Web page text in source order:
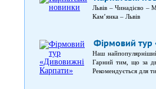
Львів – Чинадієво
Кам’янка – Львів
Фірмовий тур
Наш
Гарний тим, що за
Рекомендується для